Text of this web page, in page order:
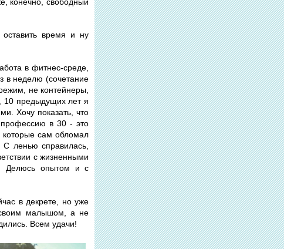
время и ну
в фитнес-среде,
в неделю (сочетание
не контейнеры,
10 предыдущих лет я
Хочу показать, что
профессию в 30 - это
которые сам обломал
ленью справилась,
с жизненными
Делюсь опытом и с
в декрете, но уже
своим малышом, а не
Всем удачи!